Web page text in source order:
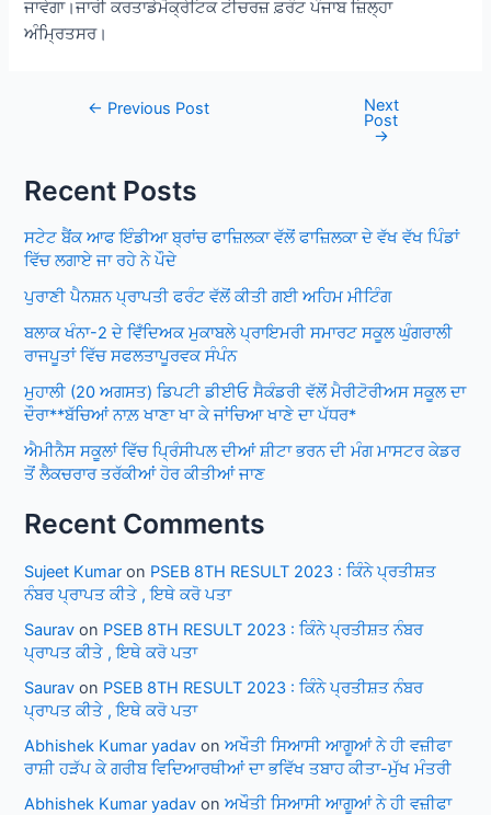
ਜਾਵੇਗਾ।ਜਾਰੀ ਕਰਤਾਡੇਮੋਕ੍ਰੇਟਿਕ ਟੀਚਰਜ਼ ਫ਼ਰੰਟ ਪੰਜਾਬ ਜ਼ਿਲ੍ਹਾ
ਅੰਮ੍ਰਿਤਸਰ।
Post← Previous Post Next
Post
→
Recent Posts
ਸਟੇਟ ਬੈਂਕ ਆਫ ਇੰਡੀਆ ਬ੍ਰਾਂਚ ਫਾਜ਼ਿਲਕਾ ਵੱਲੋਂ ਫਾਜ਼ਿਲਕਾ ਦੇ ਵੱਖ ਵੱਖ ਪਿੰਡਾਂ
ਵਿੱਚ ਲਗਾਏ ਜਾ ਰਹੇ ਨੇ ਪੌਦੇ
ਪੁਰਾਣੀ ਪੈਨਸ਼ਨ ਪ੍ਰਾਪਤੀ ਫਰੰਟ ਵੱਲੋਂ ਕੀਤੀ ਗਈ ਅਹਿਮ ਮੀਟਿੰਗ
ਬਲਾਕ ਖੰਨਾ-2 ਦੇ ਵਿਁਦਿਅਕ ਮੁਕਾਬਲੇ ਪ੍ਰਾਇਮਰੀ ਸਮਾਰਟ ਸਕੂਲ ਘੁੰਗਰਾਲੀ
ਰਾਜਪੂਤਾਂ ਵਿੱਚ ਸਫਲਤਾਪੂਰਵਕ ਸੰਪੰਨ
ਮੁਹਾਲੀ (20 ਅਗਸਤ) ਡਿਪਟੀ ਡੀਈਓ ਸੈਕੰਡਰੀ ਵੱਲੋਂ ਮੈਰੀਟੋਰੀਅਸ ਸਕੂਲ ਦਾ
ਦੌਰਾ**ਬੱਚਿਆਂ ਨਾਲ਼ ਖਾਣਾ ਖਾ ਕੇ ਜਾਂਚਿਆ ਖਾਣੇ ਦਾ ਪੱਧਰ*
ਐਮੀਨੈਸ ਸਕੂਲਾਂ ਵਿੱਚ ਪ੍ਰਿੰਸੀਪਲ ਦੀਆਂ ਸ਼ੀਟਾ ਭਰਨ ਦੀ ਮੰਗ ਮਾਸਟਰ ਕੇਡਰ
ਤੋਂ ਲੈਕਚਰਾਰ ਤਰੱਕੀਆਂ ਹੋਰ ਕੀਤੀਆਂ ਜਾਣ
Recent Comments
Sujeet Kumar on PSEB 8TH RESULT 2023 : ਕਿੰਨੇ ਪ੍ਰਤੀਸ਼ਤ
ਨੰਬਰ ਪ੍ਰਾਪਤ ਕੀਤੇ , ਇਥੇ ਕਰੋ ਪਤਾ
Saurav on PSEB 8TH RESULT 2023 : ਕਿੰਨੇ ਪ੍ਰਤੀਸ਼ਤ ਨੰਬਰ
ਪ੍ਰਾਪਤ ਕੀਤੇ , ਇਥੇ ਕਰੋ ਪਤਾ
Saurav on PSEB 8TH RESULT 2023 : ਕਿੰਨੇ ਪ੍ਰਤੀਸ਼ਤ ਨੰਬਰ
ਪ੍ਰਾਪਤ ਕੀਤੇ , ਇਥੇ ਕਰੋ ਪਤਾ
Abhishek Kumar yadav onਅਖੌਤੀ ਸਿਆਸੀ ਆਗੂਆਂ ਨੇ ਹੀ ਵਜ਼ੀਫਾ
ਰਾਸ਼ੀ ਹੜੱਪ ਕੇ ਗਰੀਬ ਵਿਦਿਆਰਥੀਆਂ ਦਾ ਭਵਿੱਖ ਤਬਾਹ ਕੀਤਾ-ਮੁੱਖ ਮੰਤਰੀ
Abhishek Kumar yadav onਅਖੌਤੀ ਸਿਆਸੀ ਆਗੂਆਂ ਨੇ ਹੀ ਵਜ਼ੀਫਾ